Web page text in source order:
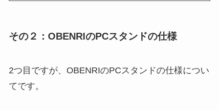
その２：OBENRIのPCスタンドの仕様
2つ目ですが、OBENRIのPCスタンドの仕様につい
てです。